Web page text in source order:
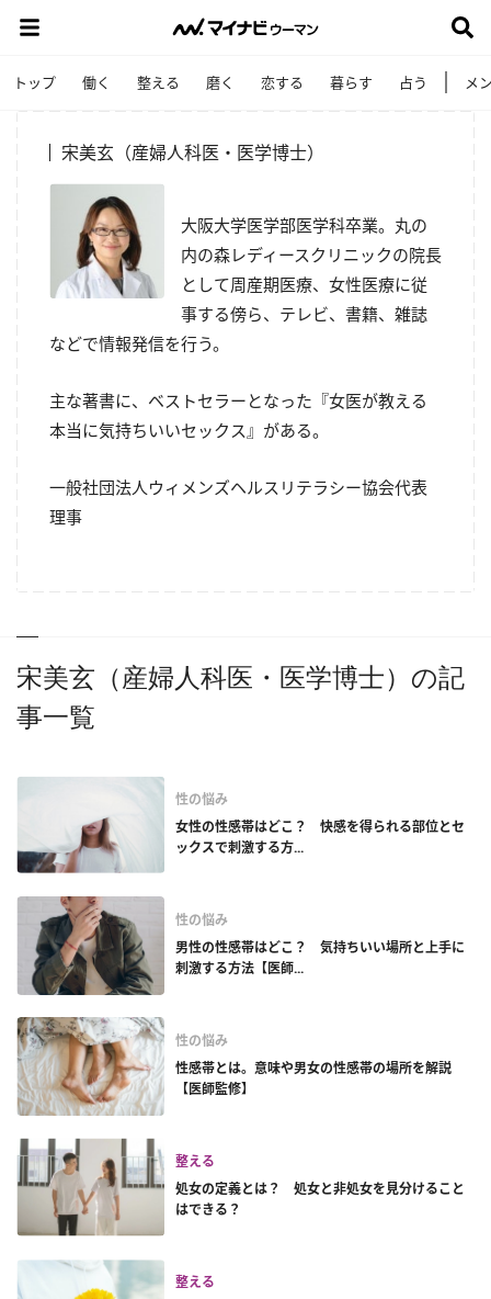
トップ 働く 整える 磨く 恋する 暮らす 占う メ
宋美玄（産婦人科医・医学博士）
大阪大学医学部医学科卒業。丸の
内の森レディースクリニックの院長
として周産期医療、女性医療に従
事する傍ら、テレビ、書籍、雑誌
などで情報発信を行う。
主な著書に、ベストセラーとなった『女医が教える
本当に気持ちいいセックス』がある。
一般社団法人ウィメンズヘルスリテラシー協会代表
理事
宋美玄（産婦人科医・医学博士）の記
事一覧
性の悩み
女性の性感帯はどこ？ 快感を得られる部位とセ
ックスで刺激する方...
性の悩み
男性の性感帯はどこ？ 気持ちいい場所と上手に
刺激する方法【医師...
性の悩み
性感帯とは。意味や男女の性感帯の場所を解説
【医師監修】
整える
処女の定義とは？ 処女と非処女を見分けること
はできる？
整える